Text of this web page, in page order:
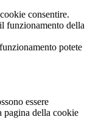
consentire.
funzionamento della
potete
essere
pagina della cookie